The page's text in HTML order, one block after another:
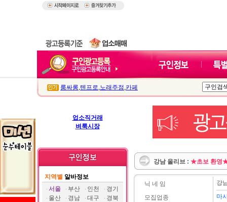
룸싸롱,텐프로,노래주점 ,카페
업소직거래
벼룩시장
지역별 알바정보
서울
부산 인천
경기
울산
경남 대구
경북
강남 올리브 : ★초보 환영★
닉 네 임
모집업종
강
마